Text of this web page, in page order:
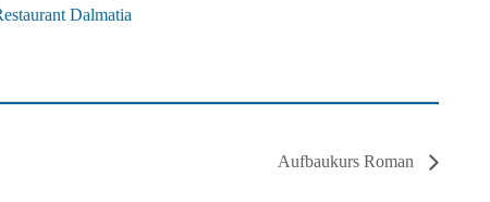
Dalmatia
Aufbaukurs Roman